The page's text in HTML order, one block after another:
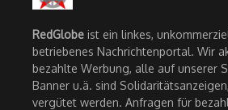
RedGlobe ist ein linkes,
betriebenes Nachrichtenportal. Wir
bezahlte Werbung, alle auf unserer
Banner u.ä. sind
vergütet werden. Anfragen für